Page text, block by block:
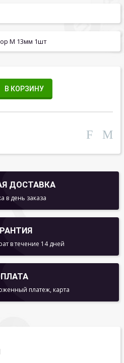
В КОРЗИНУ
ДОСТАВКА
в день заказа
в течение 14 дней
платеж, карта